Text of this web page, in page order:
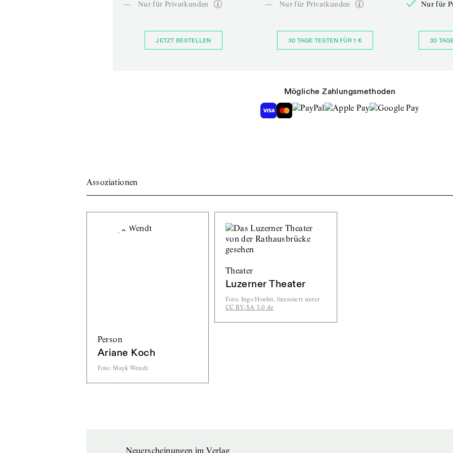
—
Nur für Privatkunden
JETZT BESTELLEN
—
Nur für Privatkunden
30 TAGE TESTEN FÜR 1 €
Nur für
30
Mögliche Zahlungsmethoden
Assoziationen
Person
Ariane Koch
Foto: Mayk Wendt
Theater
Luzerner Theater
Foto: Ingo Hoehn, lizensiert unter
CC BY-SA 3.0 de
Neuerscheinungen im Verlag